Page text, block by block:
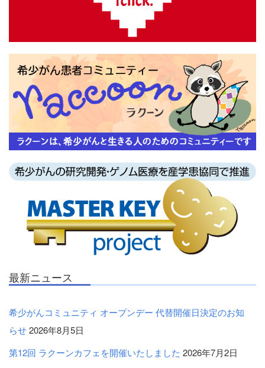
最新ニュース
希少がんコミュニティ オープンデー 代替開催日決定のお知
らせ2026年8月5日
第12回 ラクーンカフェを開催いたしました 2026年7月2日